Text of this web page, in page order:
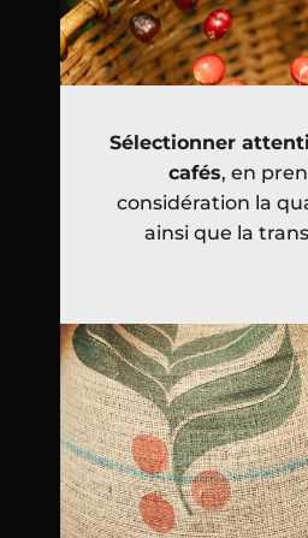
Sélectionner
cafés, en
considération la
ainsi que la